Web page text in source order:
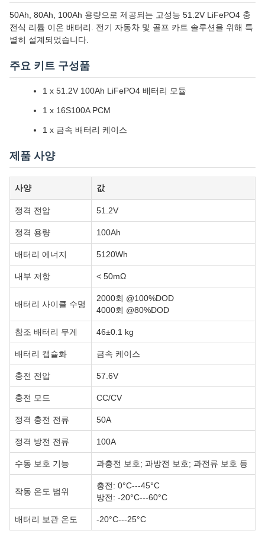
50Ah, 80Ah, 100Ah 용량으로 제공되는 고성능 51.2V LiFePO4 충
전식 리튬 이온 배터리. 전기 자동차 및 골프 카트 솔루션을 위해 특
별히 설계되었습니다.
주요 키트 구성품
1 x 51.2V 100Ah LiFePO4 배터리 모듈
1 x 16S100A PCM
1 x 금속 배터리 케이스
제품 사양
사양 값
정격 전압 51.2V
정격 용량 100Ah
배터리 에너지 5120Wh
내부 저항 < 50mΩ
배터리 사이클 수명
2000회 @100%DOD
4000회 @80%DOD
참조 배터리 무게 46±0.1 kg
배터리 캡슐화 금속 케이스
충전 전압 57.6V
충전 모드 CC/CV
정격 충전 전류 50A
정격 방전 전류 100A
수동 보호 기능 과충전 보호; 과방전 보호; 과전류 보호 등
작동 온도 범위
충전: 0°C---45°C
방전: -20°C---60°C
배터리 보관 온도 -20°C---25°C